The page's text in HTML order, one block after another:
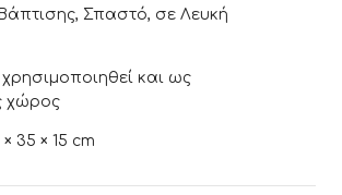
Σπαστό, σε Λευκή
και ως
χώρος
× 35 × 15 cm